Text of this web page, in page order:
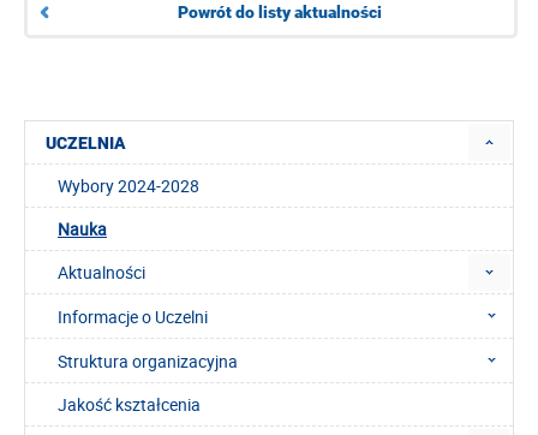
Powrót do listy aktualności
UCZELNIA
Wybory 2024-2028
Nauka
Aktualności
Informacje o Uczelni
Struktura organizacyjna
Jakość kształcenia